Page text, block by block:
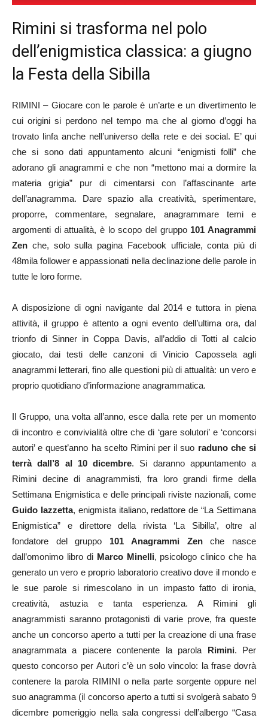
Rimini si trasforma nel polo
dell’enigmistica classica: a giugno
la Festa della Sibilla
RIMINI – Giocare con le parole è un’arte e un divertimento le
cui origini si perdono nel tempo ma che al giorno d’oggi ha
trovato linfa anche nell’universo della rete e dei social. E’ qui
che si sono dati appuntamento alcuni “enigmisti folli” che
adorano gli anagrammi e che non “mettono mai a dormire la
materia grigia” pur di cimentarsi con l’affascinante arte
dell’anagramma. Dare spazio alla creatività, sperimentare,
proporre, commentare, segnalare, anagrammare temi e
argomenti di attualità, è lo scopo del gruppo 101 Anagrammi
Zen che, solo sulla pagina Facebook ufficiale, conta più di
48mila follower e appassionati nella declinazione delle parole in
tutte le loro forme.
A disposizione di ogni navigante dal 2014 e tuttora in piena
attività, il gruppo è attento a ogni evento dell’ultima ora, dal
trionfo di Sinner in Coppa Davis, all’addio di Totti al calcio
giocato, dai testi delle canzoni di Vinicio Capossela agli
anagrammi letterari, fino alle questioni più di attualità: un vero e
proprio quotidiano d’informazione anagrammatica.
Il Gruppo, una volta all’anno, esce dalla rete per un momento
di incontro e convivialità oltre che di ‘gare solutori’ e ‘concorsi
autori’ e quest’anno ha scelto Rimini per il suo raduno che si
terrà dall’8 al 10 dicembre. Si daranno appuntamento a
Rimini decine di anagrammisti, fra loro grandi firme della
Settimana Enigmistica e delle principali riviste nazionali, come
Guido Iazzetta, enigmista italiano, redattore de “La Settimana
Enigmistica” e direttore della rivista ‘La Sibilla’, oltre al
fondatore del gruppo 101 Anagrammi Zenche nasce
dall’omonimo libro di Marco Minelli, psicologo clinico che ha
generato un vero e proprio laboratorio creativo dove il mondo e
le sue parole si rimescolano in un impasto fatto di ironia,
creatività, astuzia e tanta esperienza. A Rimini gli
anagrammisti saranno protagonisti di varie prove, fra queste
anche un concorso aperto a tutti per la creazione di una frase
anagrammata a piacere contenente la parola Rimini. Per
questo concorso per Autori c’è un solo vincolo: la frase dovrà
contenere la parola RIMINI o nella parte sorgente oppure nel
suo anagramma (il concorso aperto a tutti si svolgerà sabato 9
dicembre pomeriggio nella sala congressi dell’albergo “Casa